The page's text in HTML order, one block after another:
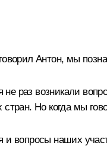
Антон, мы
не раз возникали
Но когда мы
вопросы наших